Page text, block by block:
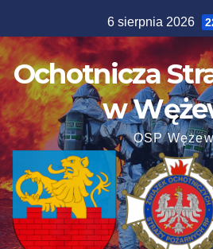
to
content
6 sierpnia 2026
Ochotnicza
w
OSP